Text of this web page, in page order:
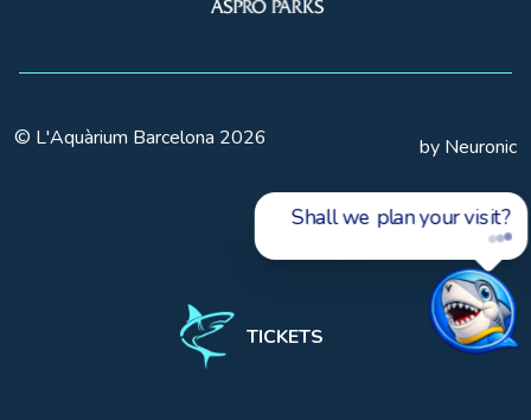
TICKETS
© L'Aquàrium Barcelona 2026 by Neuronic
Shall we plan your visit?